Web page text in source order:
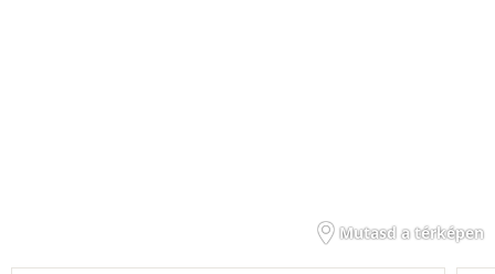
Mutasd a térképen